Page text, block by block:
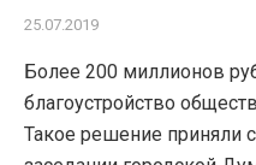
25.07.2019
Более 200 миллионов
благоустройство
Такое решение приняли